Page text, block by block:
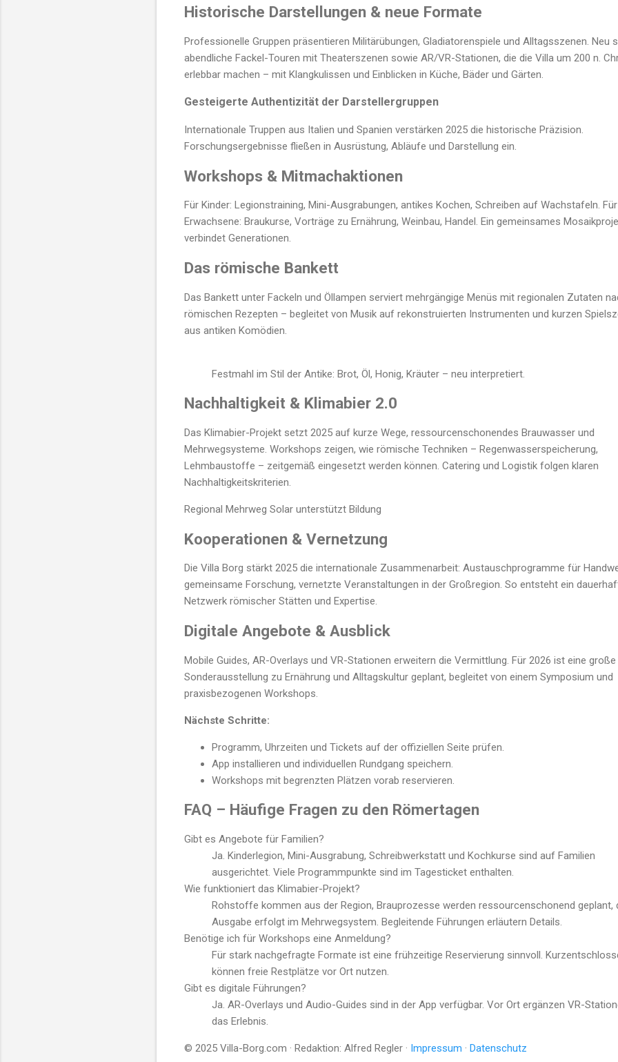
Historische Darstellungen & neue Formate
Professionelle Gruppen präsentieren Militärübungen, Gladiatorenspiele und Alltagsszenen. Neu
abendliche Fackel-Touren mit Theaterszenen sowie AR/VR-Stationen, die die Villa um 200 n.
erlebbar machen – mit Klangkulissen und Einblicken in Küche, Bäder und Gärten.
Gesteigerte Authentizität der Darstellergruppen
Internationale Truppen aus Italien und Spanien verstärken 2025 die historische Präzision.
Forschungsergebnisse fließen in Ausrüstung, Abläufe und Darstellung ein.
Workshops & Mitmachaktionen
Für Kinder: Legionstraining, Mini-Ausgrabungen, antikes Kochen, Schreiben auf Wachstafeln. Für
Erwachsene: Braukurse, Vorträge zu Ernährung, Weinbau, Handel. Ein gemeinsames
verbindet Generationen.
Das römische Bankett
Das Bankett unter Fackeln und Öllampen serviert mehrgängige Menüs mit regionalen Zutaten
römischen Rezepten – begleitet von Musik auf rekonstruierten Instrumenten und kurzen
aus antiken Komödien.
Festmahl im Stil der Antike: Brot, Öl, Honig, Kräuter – neu interpretiert.
Nachhaltigkeit & Klimabier 2.0
Das Klimabier-Projekt setzt 2025 auf kurze Wege, ressourcenschonendes Brauwasser und
Mehrwegsysteme. Workshops zeigen, wie römische Techniken – Regenwasserspeicherung,
Lehmbaustoffe – zeitgemäß eingesetzt werden können. Catering und Logistik folgen klaren
Nachhaltigkeitskriterien.
Regional Mehrweg Solar unterstützt Bildung
Kooperationen & Vernetzung
Die Villa Borg stärkt 2025 die internationale Zusammenarbeit: Austauschprogramme für
gemeinsame Forschung, vernetzte Veranstaltungen in der Großregion. So entsteht ein
Netzwerk römischer Stätten und Expertise.
Digitale Angebote & Ausblick
Mobile Guides, AR-Overlays und VR-Stationen erweitern die Vermittlung. Für 2026 ist eine große
Sonderausstellung zu Ernährung und Alltagskultur geplant, begleitet von einem Symposium und
praxisbezogenen Workshops.
Nächste Schritte:
Programm, Uhrzeiten und Tickets auf der offiziellen Seite prüfen.
App installieren und individuellen Rundgang speichern.
Workshops mit begrenzten Plätzen vorab reservieren.
FAQ – Häufige Fragen zu den Römertagen
Gibt es Angebote für Familien?
Ja. Kinderlegion, Mini-Ausgrabung, Schreibwerkstatt und Kochkurse sind auf Familien
ausgerichtet. Viele Programmpunkte sind im Tagesticket enthalten.
Wie funktioniert das Klimabier-Projekt?
Rohstoffe kommen aus der Region, Brauprozesse werden ressourcenschonend geplant,
Ausgabe erfolgt im Mehrwegsystem. Begleitende Führungen erläutern Details.
Benötige ich für Workshops eine Anmeldung?
Für stark nachgefragte Formate ist eine frühzeitige Reservierung sinnvoll.
können freie Restplätze vor Ort nutzen.
Gibt es digitale Führungen?
Ja. AR-Overlays und Audio-Guides sind in der App verfügbar. Vor Ort ergänzen VR-
das Erlebnis.
© 2025 Villa-Borg.com · Redaktion: Alfred Regler · Impressum · Datenschutz